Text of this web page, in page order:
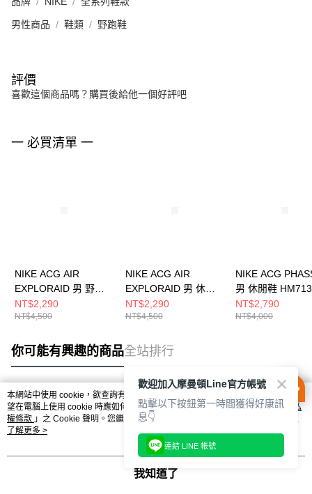
男性商品 鞋類 野跑鞋
評價
喜歡這個商品嗎？購買後給他一個好評吧
一 必買清單 一
NIKE ACG AIR
EXPLORAID 男 野跑
鞋 FV2925600
NT$2,290
NT$4,500
NIKE ACG AIR
EXPLORAID 男 休閒
鞋 FJ1920400
NT$2,290
NT$4,500
NIKE ACG
男 休閒鞋
NT$2,790
NT$4,000
你可能有興趣的商品全站排行
熱門標籤
本網站中使用 cookie，欲查詢有關本網站使用 cookie 方式之詳情，及若您不希
望在電腦上使用 cookie 時應如何變更電腦的 cookie 設定，請參閱本網站「
隱私
權條款 」之 Cookie 聲明。您繼續使用本網站即表示您同意本公司得按本網站使
用條款之 Cookie 聲明使用 cookie。
了解更多 >
我知道了
歡迎加入摩曼頓Line官方帳號
點擊以下按鈕第一時間獲得好康訊
息👇
連結 LINE 帳號